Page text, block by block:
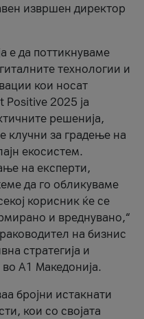
извршен директор
е да поттикнуваме
технологии и
кои носат
2025 ја
решенија,
клучни за градење на
екосистем.
на експерти,
да го обликуваме
корисник ќе се
и вреднувано,“
на бизнис
стратегија и
А1 Македонија.
бројни истакнати
кои со својата